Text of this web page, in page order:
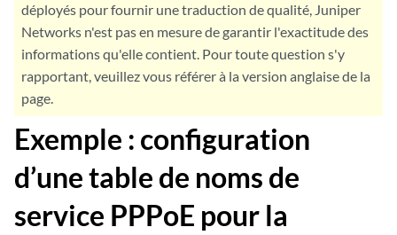
déployés pour fournir une traduction de qualité, Juniper
Networks n'est pas en mesure de garantir l'exactitude des
informations qu'elle contient. Pour toute question s'y
rapportant, veuillez vous référer à la version anglaise de la
page.
Exemple : configuration
d’une table de noms de
service PPPoE pour la